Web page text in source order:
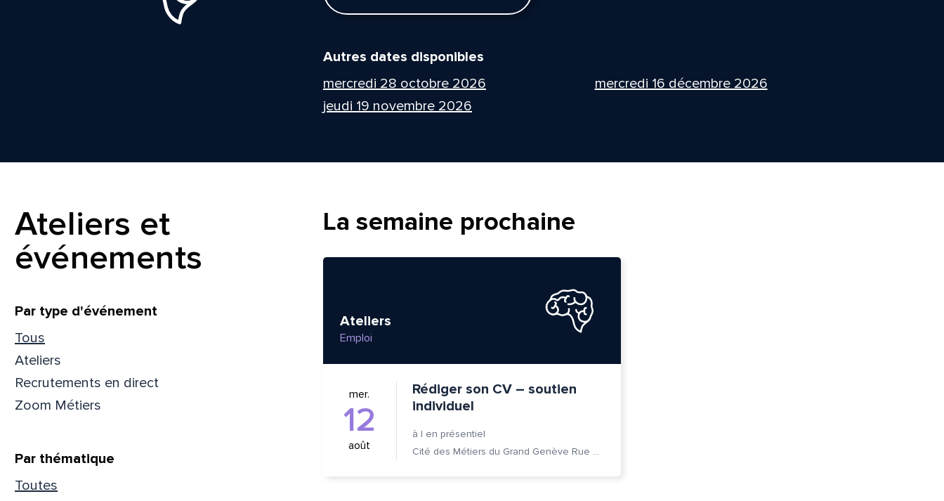
Autres dates disponibles
mercredi 28 octobre 2026
jeudi 19 novembre 2026
mercredi 16 décembre 2026
Ateliers et
événements
Filtrer
Par type d'événement
Tous
Ateliers
Recrutements en direct
Zoom Métiers
Par thématique
Toutes
La semaine prochaine
Ateliers
Emploi
mer.
12
août
Rédiger son CV – soutien
individuel
à | en présentiel
Cité des Métiers du Grand Genève Rue Prévost-Martin 6 1205 Genève